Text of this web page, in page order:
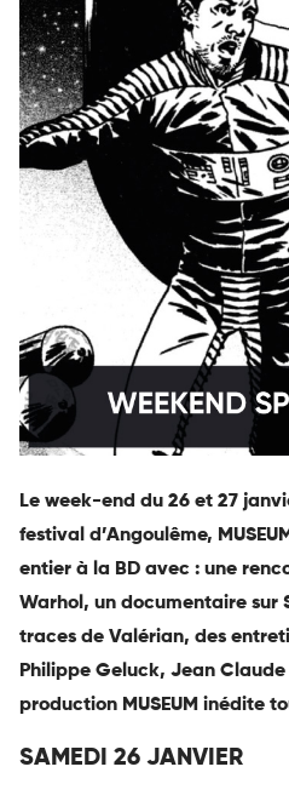
Le week-end du 26 et 27
festival d’Angoulême,
entier à la BD avec : une
Warhol, un documentaire sur
traces de Valérian, des
Philippe Geluck, Jean
production MUSEUM inédite
SAMEDI 26 JANVIER